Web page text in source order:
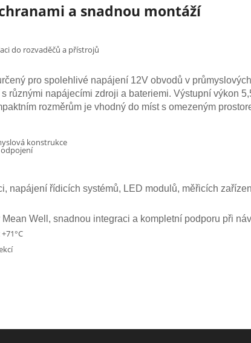
a snadnou montáží
do rozvaděčů a přístrojů
pro spolehlivé napájení 12V obvodů v
různými napájecími zdroji a bateriemi. Výstupní výkon
rozměrům je vhodný do míst s omezeným
konstrukce
napájení řídicích systémů, LED modulů, měřicích
Well, snadnou integraci a kompletní podporu při